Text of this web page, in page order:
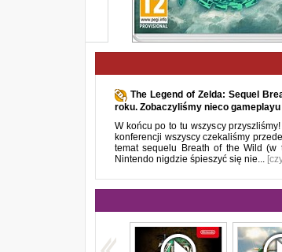
The Legend of Zelda: Sequel
roku. Zobaczyliśmy nieco gameplayu
W końcu po to tu wszyscy
konferencji wszyscy czekaliśmy
temat sequelu Breath of the Wild (w
Nintendo nigdzie śpieszyć się nie...